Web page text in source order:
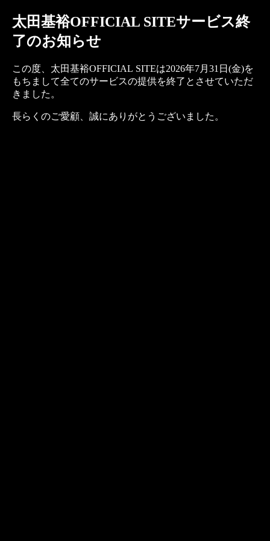
太田基裕OFFICIAL SITEサービス終
了のお知らせ
この度、太田基裕OFFICIAL SITEは2026年7月31日(金)を
もちまして全てのサービスの提供を終了とさせていただ
きました。
長らくのご愛顧、誠にありがとうございました。